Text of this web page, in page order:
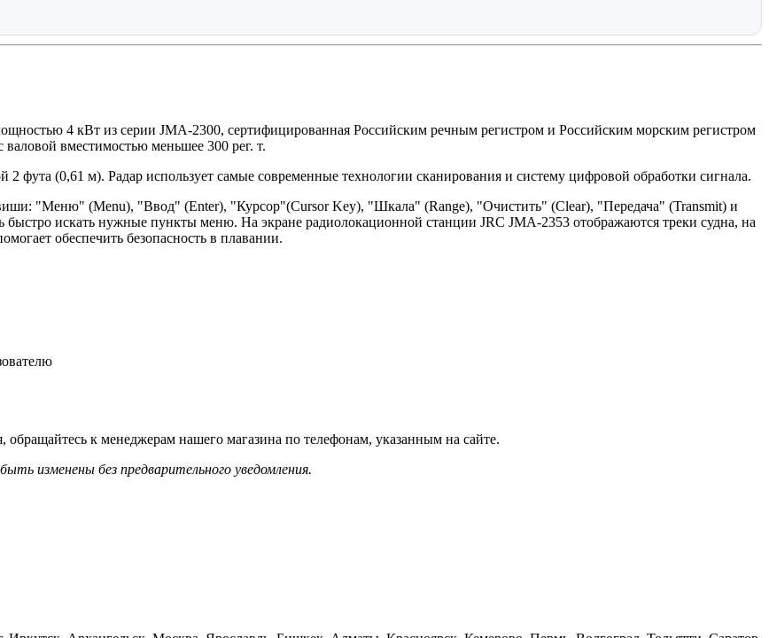
4 кВт из серии JMA-2300, сертифицированная Российским речным регистром и Российским морским регистром
валовой вместимостью меньшее 300 рег. т.
(0,61 м). Радар использует самые современные технологии сканирования и систему цифровой обработки сигнала.
"Меню" (Menu), "Ввод" (Enter), "Курсор"(Cursor Key), "Шкала" (Range), "Очистить" (Clear), "Передача" (Transmit) и
искать нужные пункты меню. На экране радиолокационной станции JRC JMA-2353 отображаются треки судна, на
обеспечить безопасность в плавании.
к менеджерам нашего магазина по телефонам, указанным на сайте.
изменены без предварительного уведомления.